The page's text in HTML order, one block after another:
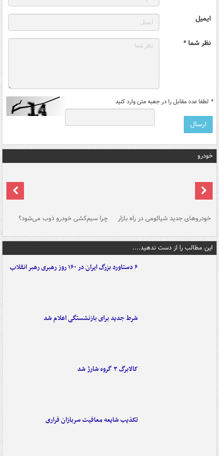
ایمیل
نظر شما *
* لطفا عدد مقابل را در جعبه متن وارد کنید
خودرو
خودروهای جدید شیائومی در راه بازار چرا سیم‌کشی خودرو ذوب می‌شود؟
این مطالب را از دست ندهید....
۶ دستاورد بزرگ ایران در ۱۶۰ روز رهبری رهبر انقلاب
شرط جدید برای بازنشستگی اعلام شد
کالابرگ ۳ گروه شارژ شد
تکذیب شایعه معافیت سربازان فراری